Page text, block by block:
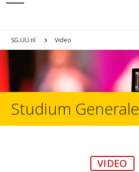
SG.UU.nl Video
Studium Generale
VIDEO